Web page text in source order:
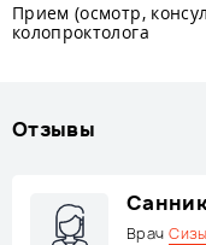
Прием (осмотр,
колопроктолога
Отзывы
Врач